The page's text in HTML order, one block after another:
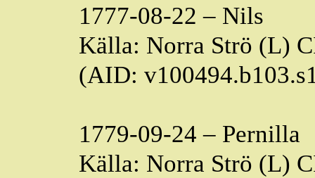
1777-08-22 – Nils
Källa: Norra Strö (L)
(AID:
1779-09-24 – Pernilla
Källa: Norra Strö (L)